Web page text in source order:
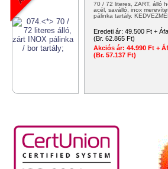
70 / 72 literes, ZÁRT, álló
acél, saválló, inox
pálinka tartály.
Eredeti ár: 49.500 Ft + Áfa
(Br. 62.865 Ft)
Akciós ár: 44.990 Ft +
(Br. 57.137 Ft)